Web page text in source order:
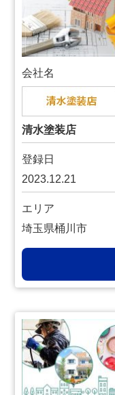
会社名
清水塗装店
登録日
2023.12.21
エリア
埼玉県桶川市